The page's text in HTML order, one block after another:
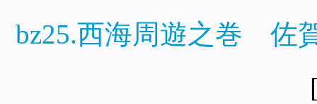
bz25.西海周遊之巻 佐